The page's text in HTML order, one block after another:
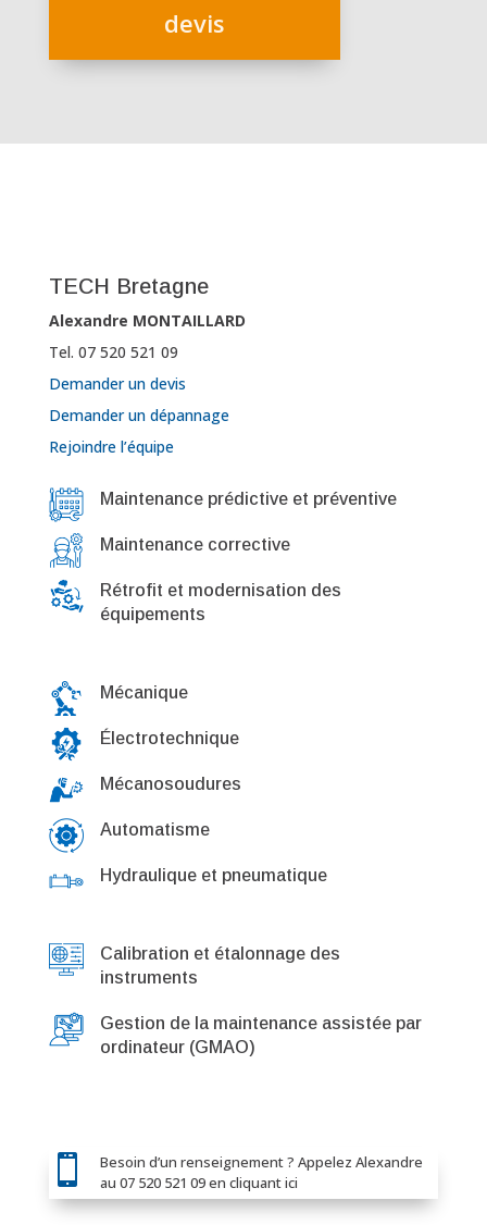
devis
TECH Bretagne
Alexandre MONTAILLARD
Tel. 07 520 521 09
Demander un devis
Demander un dépannage
Rejoindre l’équipe
Maintenance prédictive et préventive
Maintenance corrective
Rétrofit et modernisation des
équipements
Mécanique
Électrotechnique
Mécanosoudures
Automatisme
Hydraulique et pneumatique
Calibration et étalonnage des
instruments
Gestion de la maintenance assistée par
ordinateur (GMAO)

Besoin d’un renseignement ? Appelez Alexandre
au 07 520 521 09 en cliquant ici